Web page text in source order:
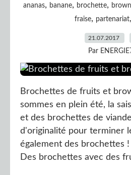
ananas, banane, brochette,
fraise, partenariat,
21.07.2017
Par
Brochettes de fruits et
sommes en plein été, la
et des brochettes de
d'originalité pour terminer
également des brochettes
Des brochettes avec des